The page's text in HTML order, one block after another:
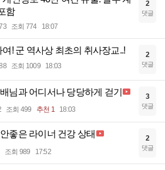
함
조회 774 18:07
2
댓글
여! 군 역사상 최초의 취사장교..!
조회 1009 18:03
2
댓글
님과 어디서나 당당하게 걷기
조회 499 추천 1 18:03
3
댓글
좋은 라이너 건강 상태
조회 989 17:52
2
댓글